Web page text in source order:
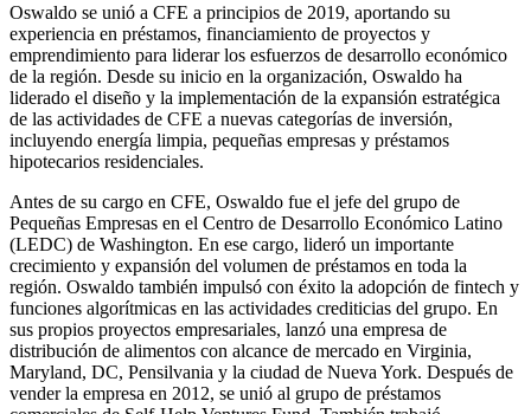
Oswaldo se unió a CFE a principios de 2019, aportando su
experiencia en préstamos, financiamiento de proyectos y
emprendimiento para liderar los esfuerzos de desarrollo económico
de la región. Desde su inicio en la organización, Oswaldo ha
liderado el diseño y la implementación de la expansión estratégica
de las actividades de CFE a nuevas categorías de inversión,
incluyendo energía limpia, pequeñas empresas y préstamos
hipotecarios residenciales.
Antes de su cargo en CFE, Oswaldo fue el jefe del grupo de
Pequeñas Empresas en el Centro de Desarrollo Económico Latino
(LEDC) de Washington. En ese cargo, lideró un importante
crecimiento y expansión del volumen de préstamos en toda la
región. Oswaldo también impulsó con éxito la adopción de fintech y
funciones algorítmicas en las actividades crediticias del grupo. En
sus propios proyectos empresariales, lanzó una empresa de
distribución de alimentos con alcance de mercado en Virginia,
Maryland, DC, Pensilvania y la ciudad de Nueva York. Después de
vender la empresa en 2012, se unió al grupo de préstamos